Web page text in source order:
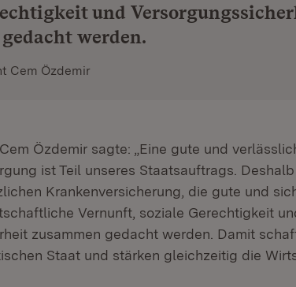
und
werden.
Cem Özdemir
Özdemir sagte: „Eine gute und
ist Teil unseres Staatsauftrags.
Krankenversicherung, die gute und
Vernunft, soziale Gerechtigkeit
zusammen gedacht werden. Damit
Staat und stärken gleichzeitig die